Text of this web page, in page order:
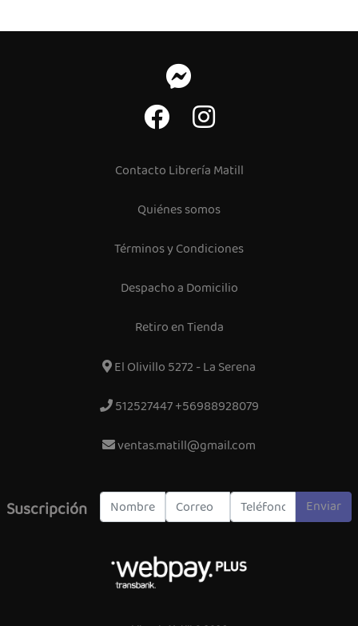
Contacto Librería Matill
Quiénes somos
Términos y Condiciones
Despacho a Domicilio
Retiro en Tienda
El Olivillo 5272 - La Serena
512527447 +56988928079
ventas.matill@gmail.com
Suscripción Enviar